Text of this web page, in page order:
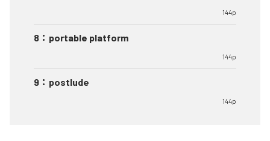
144p
8 ： portable platform
144p
9 ： postlude
144p